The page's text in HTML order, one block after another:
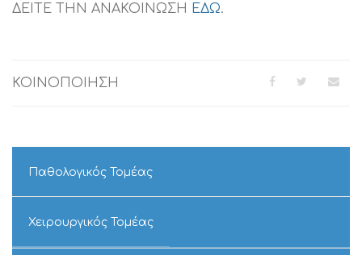
ΠΑΡΟΧΕΤΕΥΣΗΣ
ΔΕΙΤΕ ΤΗΝ ΑΝΑΚΟΙΝΩΣΗ ΕΔΩ.
ΚΟΙΝΟΠΟΙΗΣΗ
Παθολογικός Τομέας
Χειρουργικός Τομέας